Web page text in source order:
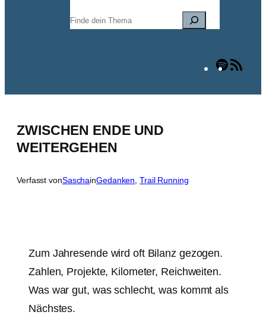
Suchen
Spotify
ZWISCHEN ENDE UND
WEITERGEHEN
Verfasst vonSaschainGedanken, Trail Running
Zum Jahresende wird oft Bilanz gezogen.
Zahlen, Projekte, Kilometer, Reichweiten.
Was war gut, was schlecht, was kommt als
Nächstes.